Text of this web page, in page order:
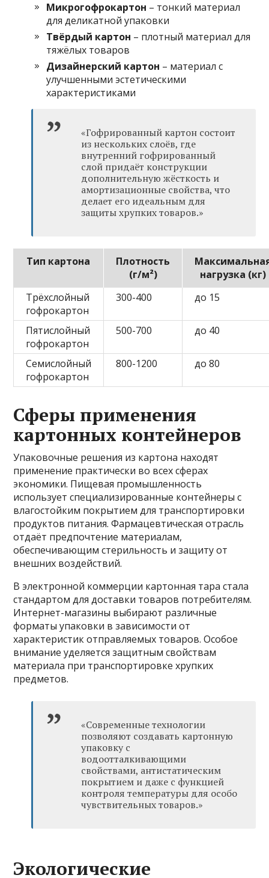
Микрогофрокартон – тонкий материал
для деликатной упаковки
Твёрдый картон – плотный материал для
тяжёлых товаров
Дизайнерский картон – материал с
улучшенными эстетическими
характеристиками
«Гофрированный картон состоит
из нескольких слоёв, где
внутренний гофрированный
слой придаёт конструкции
дополнительную жёсткость и
амортизационные свойства, что
делает его идеальным для
защиты хрупких товаров.»
Тип картона
Плотность
(г/м²)
нагрузка (кг)
Трёхслойный
гофрокартон
300-400 до 15
Пятислойный
гофрокартон
500-700 до 40
Семислойный
гофрокартон
800-1200 до 80
Сферы применения
картонных контейнеров
Упаковочные решения из картона находят
применение практически во всех сферах
экономики. Пищевая промышленность
использует специализированные контейнеры с
влагостойким покрытием для транспортировки
продуктов питания. Фармацевтическая отрасль
отдаёт предпочтение материалам,
обеспечивающим стерильность и защиту от
внешних воздействий.
В электронной коммерции картонная тара стала
стандартом для доставки товаров потребителям.
Интернет-магазины выбирают различные
форматы упаковки в зависимости от
характеристик отправляемых товаров. Особое
внимание уделяется защитным свойствам
материала при транспортировке хрупких
предметов.
«Современные технологии
позволяют создавать картонную
упаковку с
водоотталкивающими
свойствами, антистатическим
покрытием и даже с функцией
контроля температуры для особо
чувствительных товаров.»
Экологические